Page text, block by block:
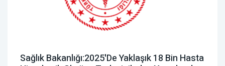
Sağlık Bakanlığı:2025'de Yaklaşık 18 Bin Hasta